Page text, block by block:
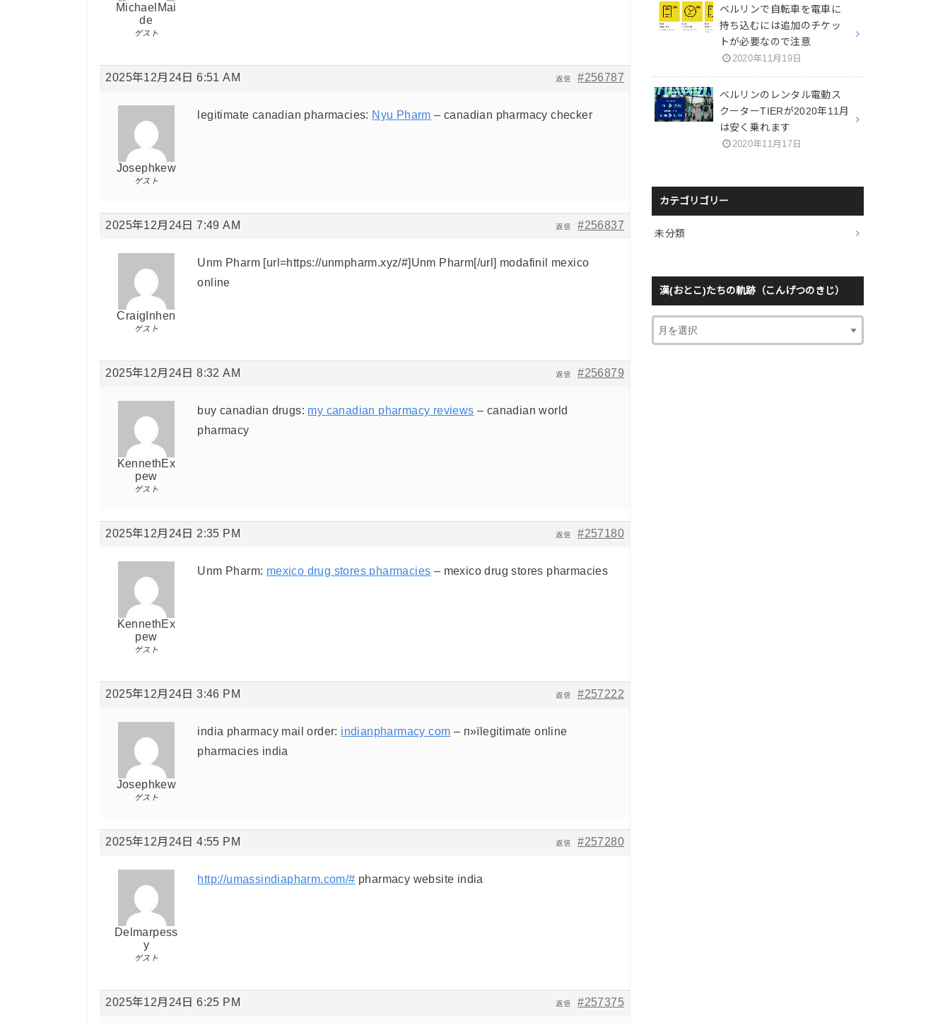
MichaelMai
de
ゲスト
2025年12月24日 6:51 AM #256787
返信
Josephkew
ゲスト
legitimate canadian pharmacies: Nyu Pharm – canadian pharmacy checker
2025年12月24日 7:49 AM #256837
返信
CraigInhen
ゲスト
Unm Pharm [url=https://unmpharm.xyz/#]Unm Pharm[/url] modafinil mexico
online
2025年12月24日 8:32 AM #256879
返信
KennethEx
pew
ゲスト
buy canadian drugs: my canadian pharmacy reviews – canadian world
pharmacy
2025年12月24日 2:35 PM #257180
返信
KennethEx
pew
ゲスト
Unm Pharm: mexico drug stores pharmacies – mexico drug stores pharmacies
2025年12月24日 3:46 PM #257222
返信
Josephkew
ゲスト
india pharmacy mail order: indianpharmacy com – п»їlegitimate online
pharmacies india
2025年12月24日 4:55 PM #257280
返信
Delmarpess
y
ゲスト
http://umassindiapharm.com/# pharmacy website india
2025年12月24日 6:25 PM #257375
返信
ベルリンで自転車を電車に
持ち込むには追加のチケッ
トが必要なので注意
2020年11月19日
ベルリンのレンタル電動ス
クーターTIERが2020年11月
は安く乗れます
2020年11月17日
カテゴリゴリー
未分類
漢(おとこ)たちの軌跡（こんげつのきじ）